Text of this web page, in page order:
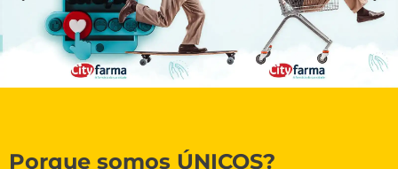
Porque somos ÚNICOS?